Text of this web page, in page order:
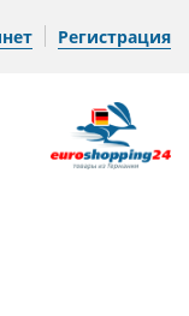
Регистрация